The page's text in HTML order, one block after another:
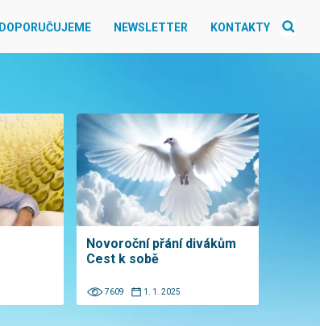
DOPORUČUJEME NEWSLETTER KONTAKTY
Novoroční přání divákům
Cest k sobě
7609 1. 1. 2025